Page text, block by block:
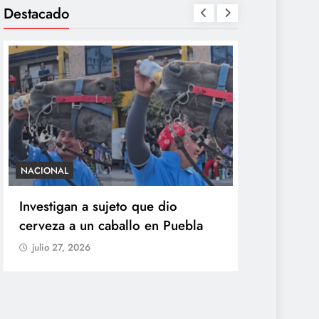
Destacado
NACIONAL
Investigan a sujeto que dio
cerveza a un caballo en Puebla
julio 27, 2026